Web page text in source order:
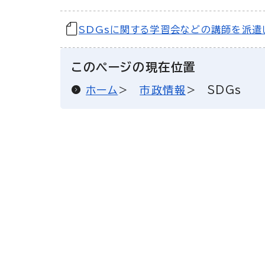
SDGsに関する学習会などの講師を派遣
このページの現在位置
ホーム 市政情報 SDGs